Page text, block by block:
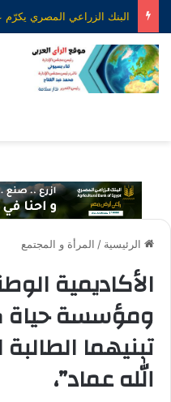
الرئيسية / المرأة و المجتمع
الأكاديمية
ومؤسسة حياة
تبنيهما
الله عماد”،